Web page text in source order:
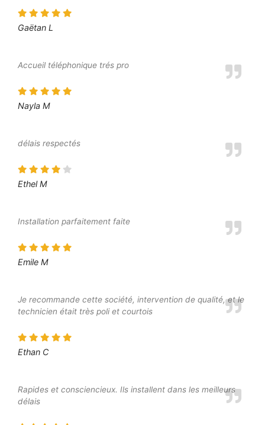
Gaëtan L
Accueil téléphonique trés pro
Nayla M
délais respectés
Ethel M
Installation parfaitement faite
Emile M
Je recommande cette société, intervention de qualité, et le
technicien était très poli et courtois
Ethan C
Rapides et consciencieux. Ils installent dans les meilleurs
délais